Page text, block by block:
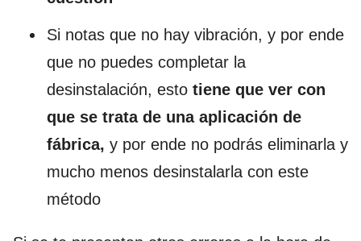
Si notas que no hay vibración, y por ende
que no puedes completar la
desinstalación, esto tiene que ver con
que se trata de una aplicación de
fábrica, y por ende no podrás eliminarla y
mucho menos desinstalarla con este
método